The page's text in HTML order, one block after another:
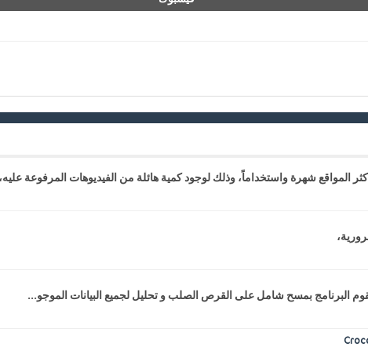
المواقع شهرة واستخداماً، وذلك لوجود كمية هائلة من الفيديوهات المرفوعة
البرنامج بمسح شامل على القرص الصلب و تحليل لجميع البيانات الموجو...